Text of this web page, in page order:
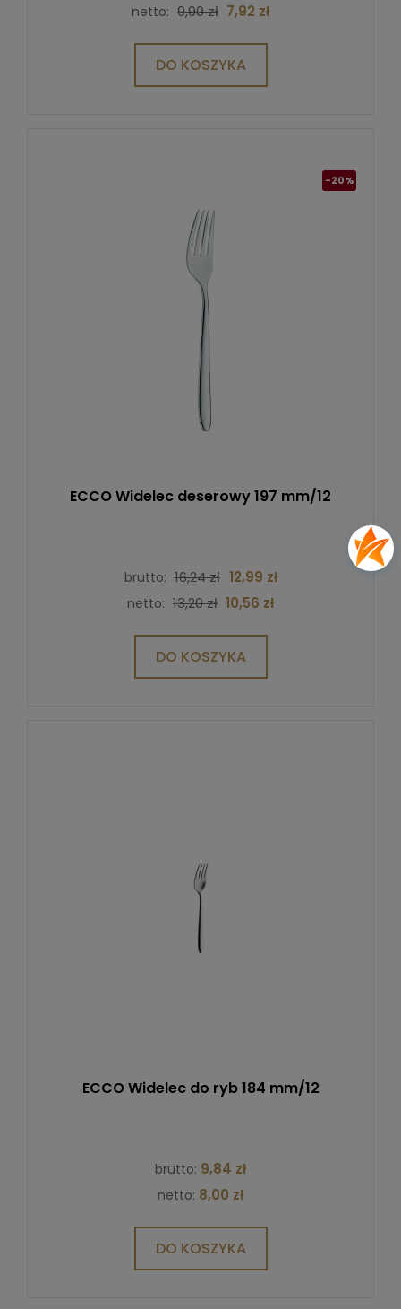
netto: 9,90 zł 7,92 zł
DO KOSZYKA
-20%
ECCO Widelec deserowy 197 mm/12
brutto: 16,24 zł 12,99 zł
netto: 13,20 zł 10,56 zł
DO KOSZYKA
ECCO Widelec do ryb 184 mm/12
brutto: 9,84 zł
netto: 8,00 zł
DO KOSZYKA